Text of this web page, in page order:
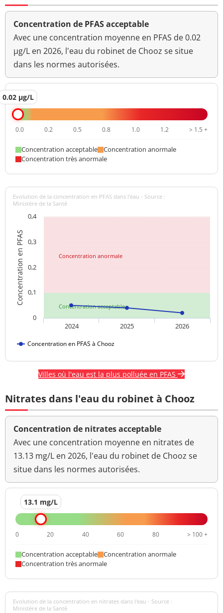
Concentration de PFAS acceptable
Avec une concentration moyenne en PFAS de 0.02
µg/L en 2026, l'eau du robinet de Chooz se situe
dans les normes autorisées.
0.02 µg/L
0.0 0.2 0.5 0.8 1.0 1.2 > 1.5 +
Concentration acceptable
Concentration anormale
Concentration très anormale
Concentration acceptable
Concentration anormale
Concentration en PFAS
Evolution de la concentration en PFAS dans l'eau - Source :
Ministère de la Santé
Concentration en PFAS à Chooz
2024 2025 2026
0
0,1
0,2
0,3
0,4
Villes où l'eau est la plus polluée en PFAS
Nitrates dans l'eau du robinet à Chooz
Concentration de nitrates acceptable
Avec une concentration moyenne en nitrates de
13.13 mg/L en 2026, l'eau du robinet de Chooz se
situe dans les normes autorisées.
13.1 mg/L
0 20 40 60 80 > 100 +
Concentration acceptable
Concentration anormale
Concentration très anormale
Evolution de la concentration en nitrates dans l'eau - Source :
Ministère de la Santé